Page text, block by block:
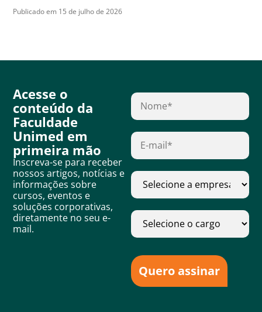
Publicado em 15 de julho de 2026
Acesse o
conteúdo da
Faculdade
Unimed em
primeira mão
Inscreva-se para receber
nossos artigos, notícias e
informações sobre
cursos, eventos e
soluções corporativas,
diretamente no seu e-
mail.
Quero assinar